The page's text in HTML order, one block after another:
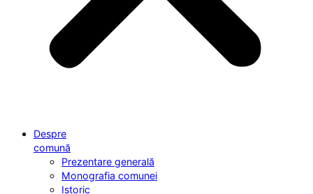
Despre
comună
Prezentare generală
Monografia comunei
Istoric